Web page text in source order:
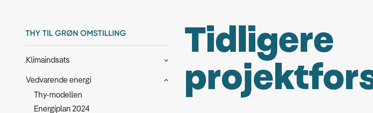
THY TIL GRØN OMSTILLING
Klimaindsats
Vedvarende energi
Thy-modellen
Energiplan 2024
Tidligere